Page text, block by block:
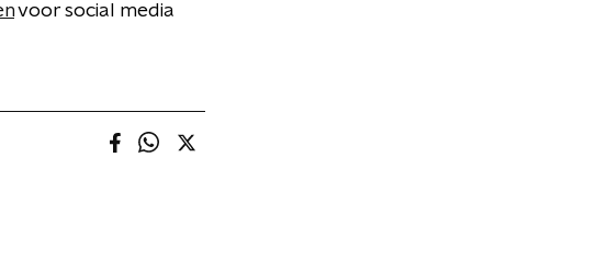
voor social media